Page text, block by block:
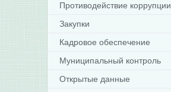
Противодействие коррупции
Закупки
Кадровое обеспечение
Муниципальный контроль
Открытые данные